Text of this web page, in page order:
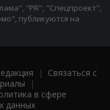
"PR", "Спецпроект",
публикуются на
| Связаться с
|
в сфере
данных